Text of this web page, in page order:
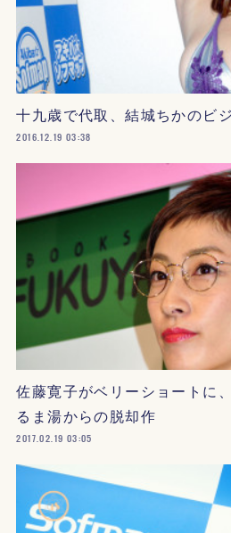
十九歳で代取、結城ちかのビ
2016.12.19 03:38
佐藤寛子がベリーショートに
るま湯からの脱却作
2017.02.19 03:05